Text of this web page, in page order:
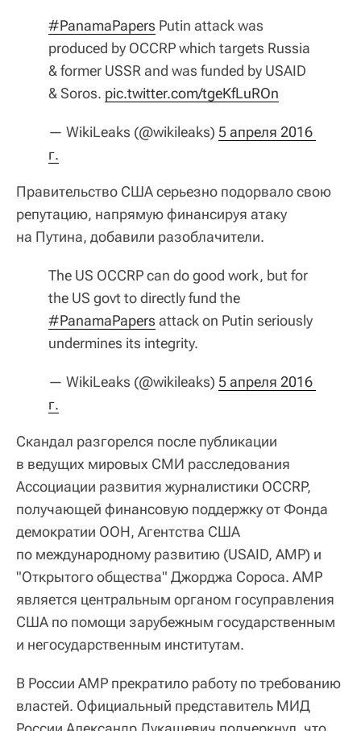
#PanamaPapers Putin attack was
produced by OCCRP which targets Russia
& former USSR and was funded by USAID
& Soros. pic.twitter.com/tgeKfLuROn
— WikiLeaks (@wikileaks) 5 апреля 2016
г.
Правительство США серьезно подорвало свою
репутацию, напрямую финансируя атаку
на Путина, добавили разоблачители.
The US OCCRP can do good work, but for
the US govt to directly fund the
#PanamaPapers attack on Putin seriously
undermines its integrity.
— WikiLeaks (@wikileaks) 5 апреля 2016
г.
Скандал разгорелся после публикации
в ведущих мировых СМИ расследования
Ассоциации развития журналистики OCCRP,
получающей финансовую поддержку от Фонда
демократии ООН, Агентства США
по международному развитию (USAID, АМР) и
"Открытого общества" Джорджа Сороса. АМР
является центральным органом госуправления
США по помощи зарубежным государственным
и негосударственным институтам.
В России АМР прекратило работу по требованию
властей. Официальный представитель МИД